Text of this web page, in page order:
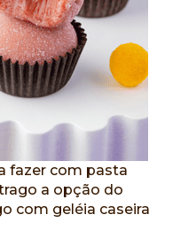
fazer com pasta
a opção do
com geléia caseira